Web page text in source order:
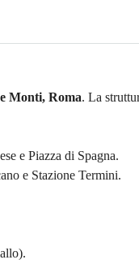
Monti, Roma. La
e Piazza di Spagna.
e Stazione Termini.